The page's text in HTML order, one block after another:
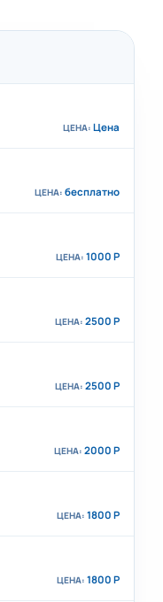
Цена
бесплатно
1000 Р
2500 Р
2500 Р
2000 Р
1800 Р
1800 Р